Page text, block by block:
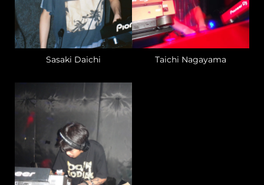
Sasaki Daichi Taichi Nagayama